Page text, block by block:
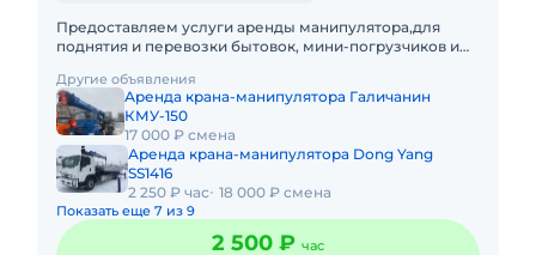
Предоставляем услуги аренды манипулятора,для
поднятия и перевозки бытовок, мини-погрузчиков и
оператором.Т
Другие объявления
Аренда крана-манипулятора Галичанин
КМУ-150
17 000 ₽ смена
Аренда крана-манипулятора Dong Yang
SS1416
2 250 ₽ час 18 000 ₽ смена
Показать еще 7 из 9
2 500 ₽ час